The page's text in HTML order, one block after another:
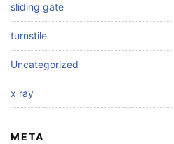
sliding gate
turnstile
Uncategorized
x ray
META